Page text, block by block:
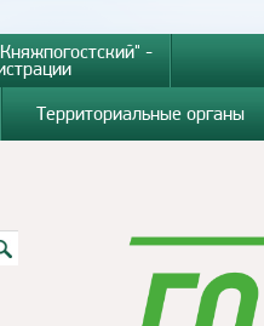
-
Территориальные органы